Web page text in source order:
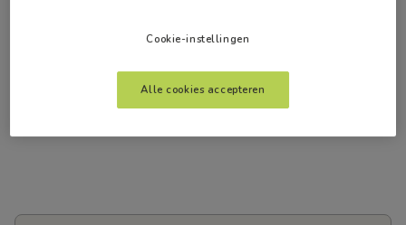
Cookie-instellingen
Alle cookies accepteren